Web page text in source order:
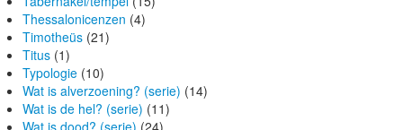
Thessalonicenzen (4)
Timotheüs (21)
Titus (1)
Typologie (10)
Wat is alverzoening? (serie) (14)
Wat is de hel? (serie) (11)